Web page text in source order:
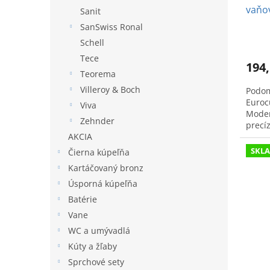
Sanit
SanSwiss Ronal
Schell
Tece
Teorema
Villeroy & Boch
Viva
Zehnder
AKCIA
Čierna kúpeľňa
Kartáčovaný bronz
Úsporná kúpeľňa
Batérie
Vane
WC a umývadlá
Kúty a žľaby
Sprchové sety